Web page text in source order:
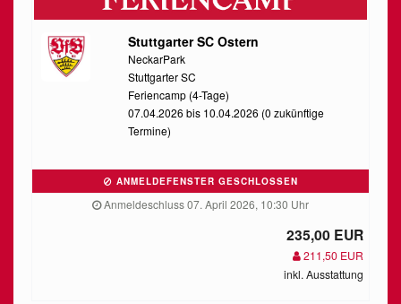
Stuttgarter SC Ostern
NeckarPark
Stuttgarter SC
Feriencamp (4-Tage)
07.04.2026 bis 10.04.2026 (0 zukünftige
Termine)
ANMELDEFENSTER GESCHLOSSEN
Anmeldeschluss 07. April 2026, 10:30 Uhr
235,00 EUR
211,50 EUR
inkl. Ausstattung